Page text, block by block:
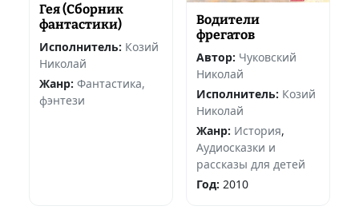
Гея (Сборник
фантастики)
Исполнитель: Козий
Николай
Жанр: Фантастика,
фэнтези
Водители
фрегатов
Автор: Чуковский
Николай
Исполнитель: Козий
Николай
Жанр: История,
Аудиосказки и
рассказы для детей
Год: 2010